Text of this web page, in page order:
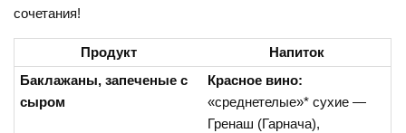
сочетания!
Продукт
Напиток
Баклажаны, запеченые с
сыром
Красное вино:
«среднетелые»* сухие —
Гренаш (Гарнача),